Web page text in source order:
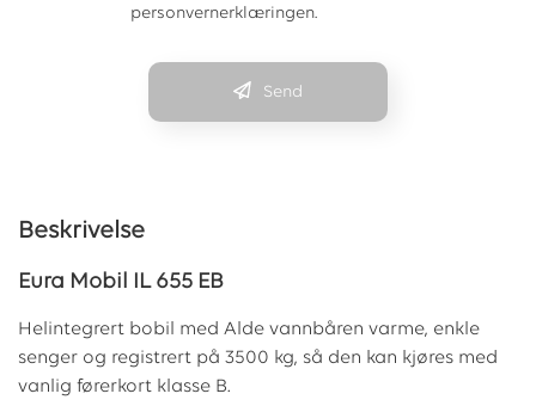
personvernerklæringen.
Send
Beskrivelse
Eura Mobil IL 655 EB
Helintegrert bobil med Alde vannbåren varme, enkle
senger og registrert på 3500 kg, så den kan kjøres med
vanlig førerkort klasse B.